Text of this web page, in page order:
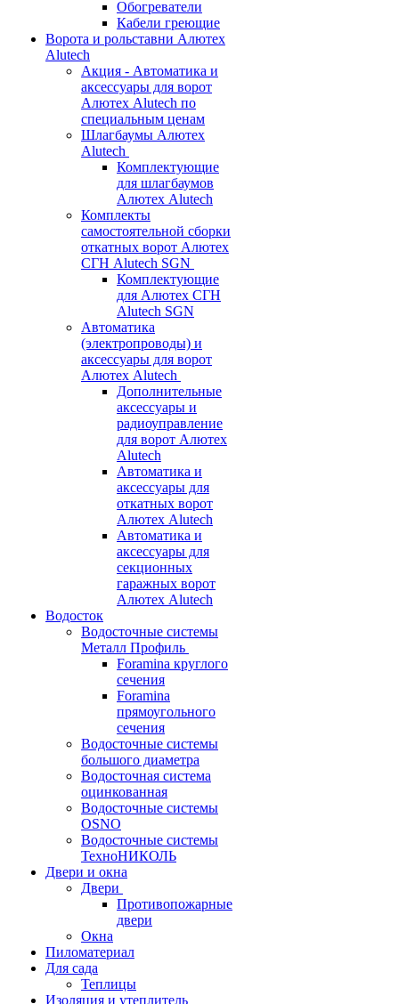
Обогреватели
Кабели греющие
Ворота и рольставни Алютех
Alutech
Акция - Автоматика и
аксессуары для ворот
Алютех Alutech по
специальным ценам
Шлагбаумы Алютех
Alutech
Комплектующие
для шлагбаумов
Алютех Alutech
Комплекты
самостоятельной сборки
откатных ворот Алютех
СГН Alutech SGN
Комплектующие
для Алютех СГН
Alutech SGN
Автоматика
(электропроводы) и
аксессуары для ворот
Алютех Alutech
Дополнительные
аксессуары и
радиоуправление
для ворот Алютех
Alutech
Автоматика и
аксессуары для
откатных ворот
Алютех Alutech
Автоматика и
аксессуары для
секционных
гаражных ворот
Алютех Alutech
Водосток
Водосточные системы
Металл Профиль
Foramina круглого
сечения
Foramina
прямоугольного
сечения
Водосточные системы
большого диаметра
Водосточная система
оцинкованная
Водосточные системы
OSNO
Водосточные системы
ТехноНИКОЛЬ
Двери и окна
Двери
Противопожарные
двери
Окна
Пиломатериал
Для сада
Теплицы
Изоляция и утеплитель